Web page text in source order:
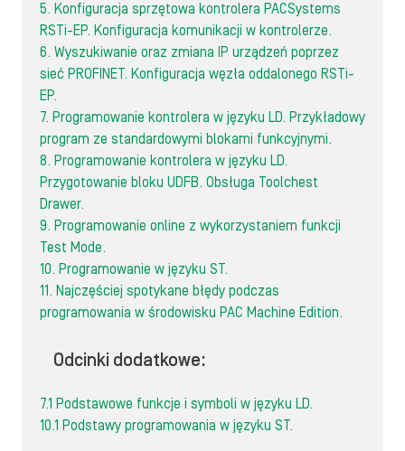
5. Konfiguracja sprzętowa kontrolera PACSystems
RSTi-EP. Konfiguracja komunikacji w kontrolerze.
6. Wyszukiwanie oraz zmiana IP urządzeń poprzez
sieć PROFINET. Konfiguracja węzła oddalonego RSTi-
EP.
7. Programowanie kontrolera w języku LD. Przykładowy
program ze standardowymi blokami funkcyjnymi.
8. Programowanie kontrolera w języku LD.
Przygotowanie bloku UDFB. Obsługa Toolchest
Drawer.
9. Programowanie online z wykorzystaniem funkcji
Test Mode.
10. Programowanie w języku ST.
11. Najczęściej spotykane błędy podczas
programowania w środowisku PAC Machine Edition.
Odcinki dodatkowe:
7.1 Podstawowe funkcje i symboli w języku LD.
10.1 Podstawy programowania w języku ST.